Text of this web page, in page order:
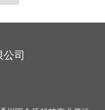
司